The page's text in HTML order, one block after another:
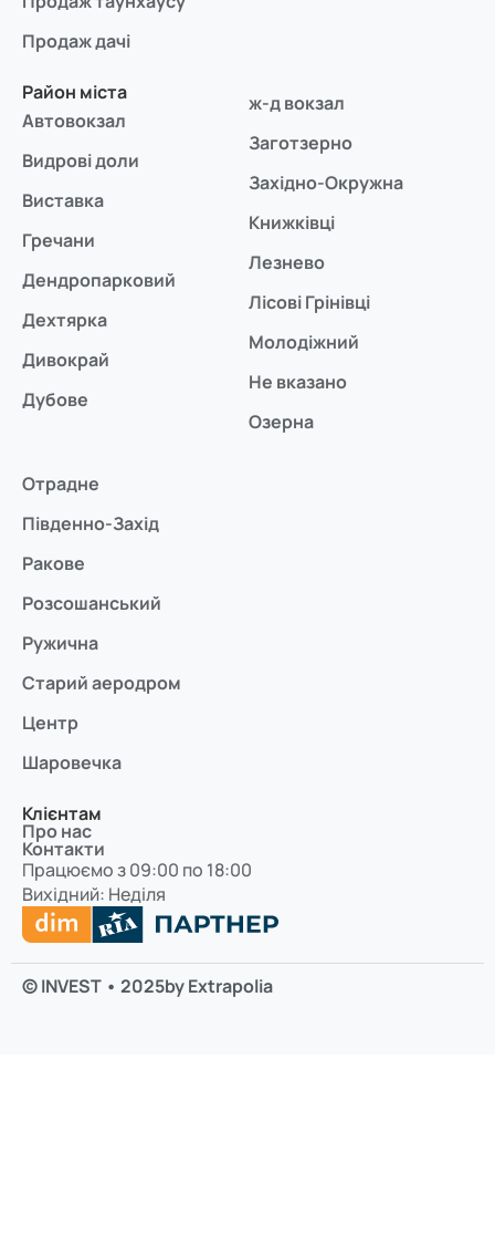
Продаж дачі
Район міста
Автовокзал
Видрові доли
Виставка
Гречани
Дендропарковий
Дехтярка
Дивокрай
Дубове
ж-д вокзал
Заготзерно
Західно-Окружна
Книжківці
Лезнево
Лісові Грінівці
Молодіжний
Не вказано
Озерна
Отрадне
Південно-Захід
Ракове
Розсошанський
Ружична
Старий аеродром
Центр
Шаровечка
Клієнтам
Про нас
Контакти
Працюємо з 09:00 по 18:00
Вихідний: Неділя
© INVEST • 2025by Extrapolia